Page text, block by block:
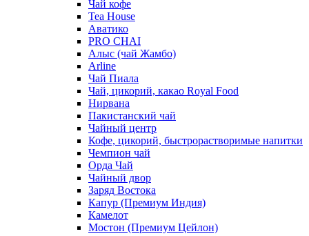
Чай кофе
Tea House
Аватико
PRO CHAI
Алыс (чай Жамбо)
Arline
Чай Пиала
Чай, цикорий, какао Royal Food
Нирвана
Пакистанский чай
Чайный центр
Кофе, цикорий, быстрорастворимые напитки
Чемпион чай
Орда Чай
Чайный двор
Заряд Востока
Капур (Премиум Индия)
Камелот
Мостон (Премиум Цейлон)